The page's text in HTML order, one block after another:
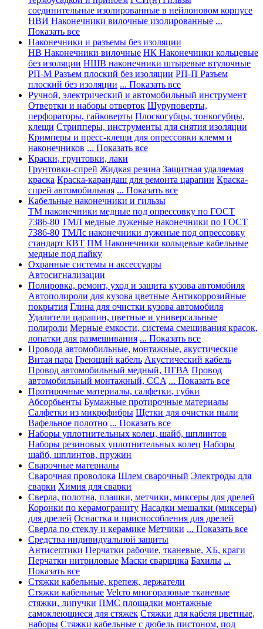
соединительные изолированные в нейлоновом корпусе
НВИ Наконечники вилочные изолированные ...
Показать все
Наконечники и разъемы без изоляции
НВ Наконечники вилочные НК Наконечники кольцевые
без изоляции НШВ наконечники штыревые втулочные
РП-М Разъем плоский без изоляции РП-П Разъем
плоский без изоляции ... Показать все
Ручной, электрический и автомобильный инструмент
Отвертки и наборы отверток Шуруповерты,
перфораторы, гайковерты Плоскогубцы, тонкогубцы,
клещи Стрипперы, инструменты для снятия изоляции
Кримперы и пресс-клещи для опрессовки клемм и
наконечников ... Показать все
Краски, грунтовки, лаки
Грунтовки-спрей Жидкая резина Защитная удаляемая
краска Краска-карандаш для ремонта царапин Краска-
спрей автомобильная ... Показать все
Кабельные наконечники и гильзы
ТМ наконечники медные под опрессовку по ГОСТ
7386-80 ТМЛ медные луженые наконечники по ГОСТ
7386-80 ТМЛс наконечники луженые под опрессовку
стандарт КВТ ПМ Наконечники кольцевые кабельные
медные под пайку
Охранные системы и аксессуары
Автосигнализации
Полировка, ремонт, уход и защита кузова автомобиля
Автополироли для кузова цветные Антикоррозийные
покрытия Глина для очистки кузова автомобиля
Удалители царапин, цветные и универсальные
полироли Мерные емкости, система смешивания красок,
лопатки для размешивания ... Показать все
Провода автомобильные, монтажные, акустические
Витая пара Греющий кабель Акустический кабель
Провод автомобильный медный, ПГВА Провод
автомобильный монтажный, CCA ... Показать все
Протирочные материалы, салфетки, губки
Абсорбьенты Бумажные протирочные материалы
Салфетки из микрофибры Щетки для очистки пыли
Вафельное полотно ... Показать все
Наборы уплотнительных колец, шайб, шплинтов
Наборы резиновых уплотнительных колец Наборы
шайб, шплинтов, пружин
Сварочные материалы
Сварочная проволока Шлем сварочный Электроды для
сварки Химия для сварки
Сверла, полотна, плашки, метчики, миксеры для дрелей
Коронки по керамограниту Насадки мешалки (миксеры)
для дрелей Оснастка и приспособления для дрелей
Сверла по стеклу и керамике Метчики ... Показать все
Средства индивидуальной защиты
Антисептики Перчатки рабочие, тканевые, ХБ, краги
Перчатки нитриловые Маски сварщика Бахилы ...
Показать все
Стяжки кабельные, крепеж, держатели
Стяжки кабельные Velcro многоразовые тканевые
стяжки, липучки ПМС площадки монтажные
самоклеющиеся для стяжек Стяжки для кабеля цветные,
наборы Стяжки кабельные с дюбель пистоном, под